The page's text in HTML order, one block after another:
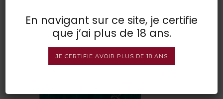
En navigant sur ce site, je certifie
que j’ai plus de 18 ans.
JE CERTIFIE AVOIR PLUS DE 18 ANS